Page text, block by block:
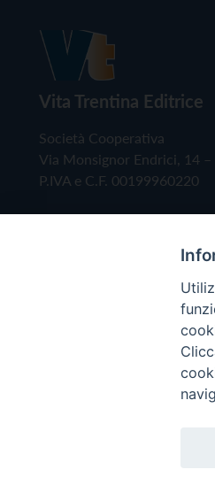
Vita Trentina Editrice
Società Cooperativa
Via Monsignor Endrici, 14
P.IVA e C.F. 00199960220
Copyright © 2019 -